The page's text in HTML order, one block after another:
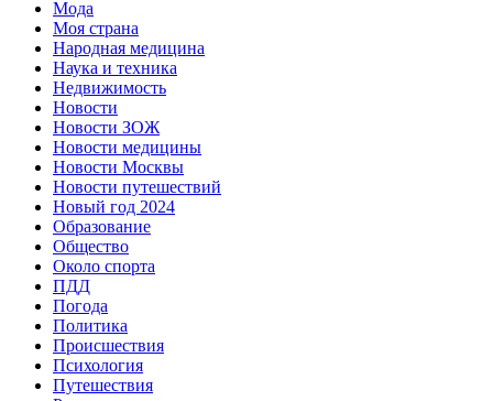
Мода
Моя страна
Народная медицина
Наука и техника
Недвижимость
Новости
Новости ЗОЖ
Новости медицины
Новости Москвы
Новости путешествий
Новый год 2024
Образование
Общество
Около спорта
ПДД
Погода
Политика
Происшествия
Психология
Путешествия